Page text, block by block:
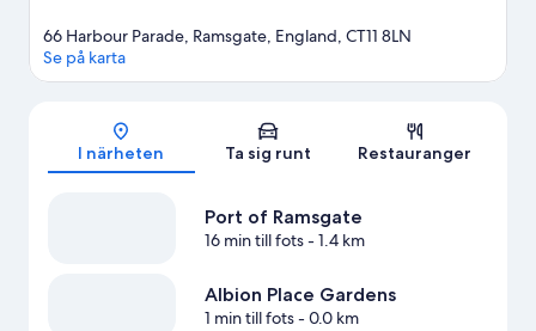
Karta
66 Harbour Parade, Ramsgate, England, CT11 8LN
Se på karta
I närheten Ta sig runt Restauranger
Port of Ramsgate
16 min till fots- 1.4 km
Albion Place Gardens
1 min till fots- 0.0 km